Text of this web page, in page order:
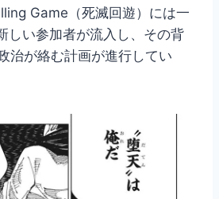
Game（死滅回遊）には一
しい参加者が流入し、その背
治が絡む計画が進行してい